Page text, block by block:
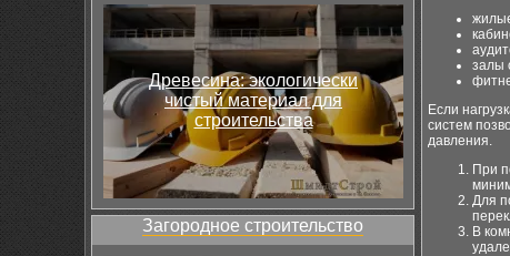
Древесина: экологически
чистый материал для
строительства
Загородное строительство
залы
Если
систем
давления.
При
Для
В